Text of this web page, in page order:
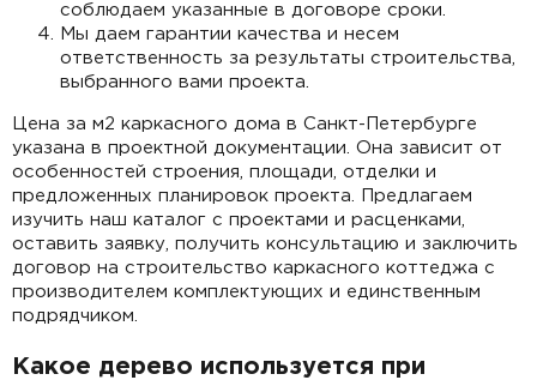
соблюдаем указанные в договоре сроки.
Мы даем гарантии качества и несем
ответственность за результаты строительства,
выбранного вами проекта.
Цена за м2 каркасного дома в Санкт-Петербурге
указана в проектной документации. Она зависит от
особенностей строения, площади, отделки и
предложенных планировок проекта. Предлагаем
изучить наш каталог с проектами и расценками,
оставить заявку, получить консультацию и заключить
договор на строительство каркасного коттеджа с
производителем комплектующих и единственным
подрядчиком.
Какое дерево используется при